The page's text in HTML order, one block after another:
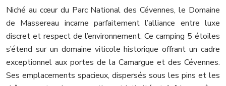
Niché au cœur du Parc National des Cévennes, le Domaine
de Massereau incarne parfaitement l’alliance entre luxe
discret et respect de l’environnement. Ce camping 5 étoiles
s’étend sur un domaine viticole historique offrant un cadre
exceptionnel aux portes de la Camargue et des Cévennes.
Ses emplacements spacieux, dispersés sous les pins et les